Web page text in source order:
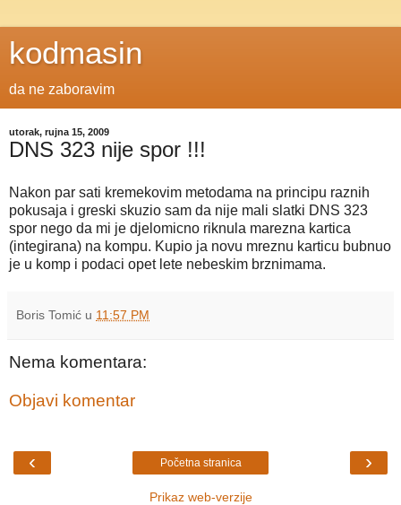
kodmasin
da ne zaboravim
utorak, rujna 15, 2009
DNS 323 nije spor !!!
Nakon par sati kremekovim metodama na principu raznih
pokusaja i greski skuzio sam da nije mali slatki DNS 323
spor nego da mi je djelomicno riknula marezna kartica
(integirana) na kompu. Kupio ja novu mreznu karticu bubnuo
je u komp i podaci opet lete nebeskim brznimama.
Boris Tomić u 11:57 PM
Nema komentara:
Objavi komentar
‹ ›
Početna stranica
Prikaz web-verzije